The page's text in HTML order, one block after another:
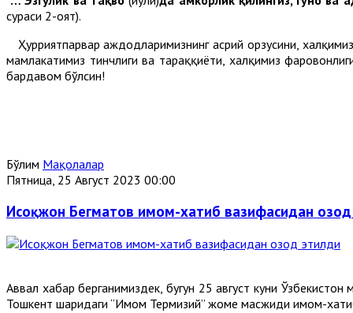
сураси 2-оят).
Ҳурриятпарвар аждодларимизнинг асрий орзусини,
мамлакатимиз тинчлиги ва тараққиёти, халқимиз
бардавом бўлсин!
Бўлим Мақолалар
Пятница, 25 Август 2023 00:00
Исоқжон Бегматов имом-хатиб вазифасидан
Аввал хабар берганимиздек, бугун 25 август куни
Тошкент шаҳридаги “Имом Термизий” жоме масжиди имом-